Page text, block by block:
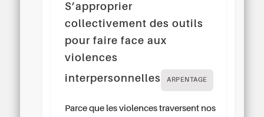
S’approprier
collectivement des outils
pour faire face aux
violences
interpersonnelles
ARPENTAGE
Parce que les violences traversent nos